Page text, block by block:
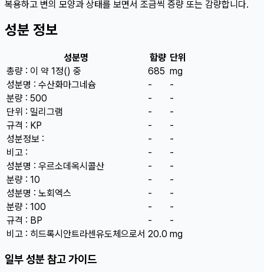
복용하고 변의 모양과 상태를 보면서 조금씩 증량 또는 감량합니다.
성분 정보
성분명 함량 단위
총량 : 이 약 1정() 중
685 mg
성분명 : 수산화마그네슘
-
-
분량 : 500
-
-
단위 : 밀리그램
-
-
규격 : KP
-
-
성분정보 :
-
-
비고 :
-
-
성분명 : 우르소데옥시콜산
-
-
분량 : 10
-
-
성분명 : 노회엑스
-
-
분량 : 100
-
-
규격 : BP
-
-
비고 : 히드록시안트라센유도체으로서 20.0 mg
일부 성분 참고 가이드